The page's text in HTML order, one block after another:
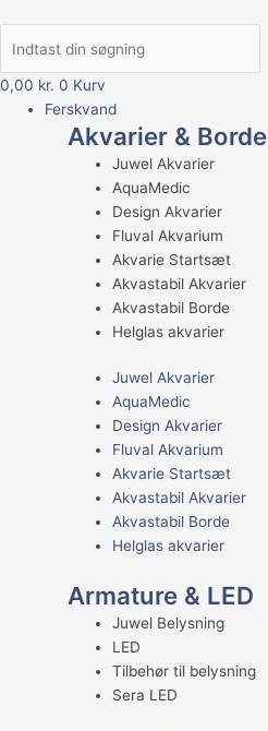
0,00 kr. 0 Kurv
Ferskvand
Akvarier & Borde
Juwel Akvarier
AquaMedic
Design Akvarier
Fluval Akvarium
Akvarie Startsæt
Akvastabil Akvarier
Akvastabil Borde
Helglas akvarier
Juwel Akvarier
AquaMedic
Design Akvarier
Fluval Akvarium
Akvarie Startsæt
Akvastabil Akvarier
Akvastabil Borde
Helglas akvarier
Armature & LED
Juwel Belysning
LED
Tilbehør til belysning
Sera LED